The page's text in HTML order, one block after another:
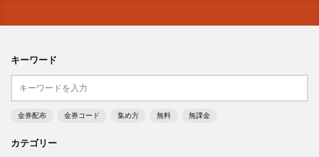
キーワード
金券配布 金券コード 集め方 無料 無課金
カテゴリー